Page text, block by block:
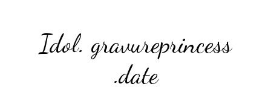
Idol. gravureprincess
.date